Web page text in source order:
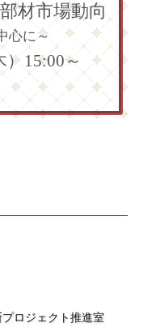
材市場動向
心に～
）15:00～
ロジェクト推進室